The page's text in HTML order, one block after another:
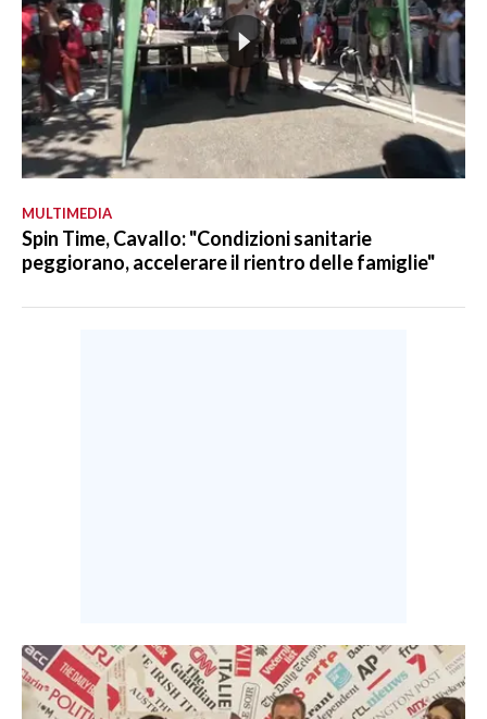
MULTIMEDIA
Spin Time, Cavallo: "Condizioni sanitarie
peggiorano, accelerare il rientro delle famiglie"